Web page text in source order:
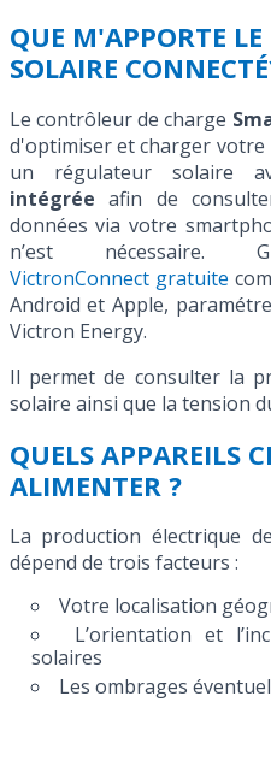
QUE M'APPORTE
SOLAIRE
Le contrôleur de charge
d'optimiser et charger votre
un régulateur solaire
intégrée afin de
données via votre
n’est
VictronConnect gratuite
Android et Apple,
Victron Energy.
Il permet de consulter la
solaire ainsi que la tension
QUELS APPAREILS
ALIMENTER ?
La production électrique
dépend de trois facteurs :
Votre localisation
L’orientation et
solaires
Les ombrages